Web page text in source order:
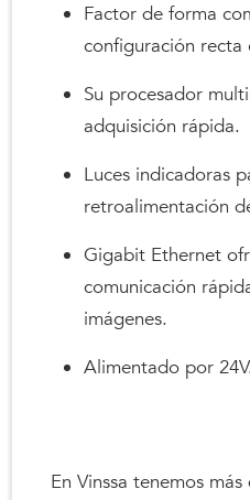
Factor de forma
configuración
Su procesador
adquisición rápida.
Luces indicadoras
retroalimentación
Gigabit Ethernet
comunicación
imágenes.
Alimentado por
En Vinssa tenemos